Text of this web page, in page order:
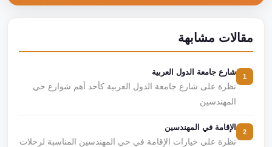
مقالات مشابهة
شارع جامعة الدول العربية
نظرة على شارع جامعة الدول العربية كأحد أهم شوارع حي
المهندسين
الإقامة في المهندسين
نظرة على خيارات الإقامة في حي المهندسين المناسبة لرحلات